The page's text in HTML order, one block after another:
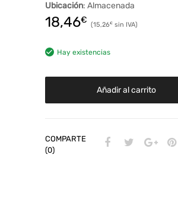
Ubicación: Almacenada
18,46€ 15,26€
Hay existencias
Añadir al carrito
COMPARTE
(0)